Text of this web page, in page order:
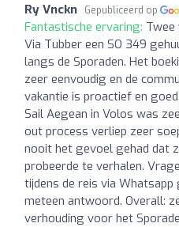
Ry Vnckn Gepubliceerd op
Fantastische ervaring: Twee
Via Tubber een SO 349
langs de Sporaden. Het
zeer eenvoudig en de
vakantie is proactief en
Sail Aegean in Volos was
out process verliep zeer
nooit het gevoel gehad dat
probeerde te verhalen.
tijdens de reis via
meteen antwoord. Overall:
verhouding voor het